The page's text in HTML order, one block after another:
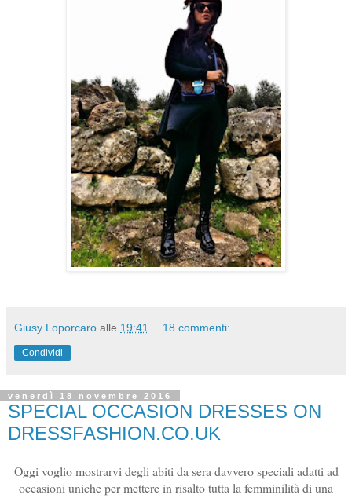
Giusy Loporcaro alle 19:41 18 commenti:
Condividi
venerdì 18 novembre 2016
SPECIAL OCCASION DRESSES ON
DRESSFASHION.CO.UK
Oggi voglio mostrarvi degli abiti da sera davvero speciali adatti ad
occasioni uniche per mettere in risalto tutta la femminilità di una